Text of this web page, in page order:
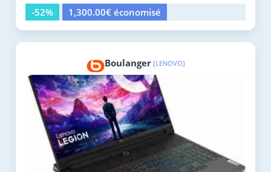
-52%
1,300.00€ économisé
Boulanger [LENOVO]